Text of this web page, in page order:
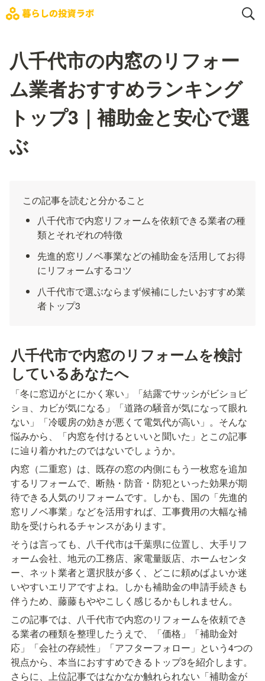
八千代市の内窓のリフォー
ム業者おすすめランキング
トップ3｜補助金と安心で選
ぶ
この記事を読むと分かること
八千代市で内窓リフォームを依頼できる業者の種
類とそれぞれの特徴
先進的窓リノベ事業などの補助金を活用してお得
にリフォームするコツ
八千代市で選ぶならまず候補にしたいおすすめ業
者トップ3
八千代市で内窓のリフォームを検討
しているあなたへ
「冬に窓辺がとにかく寒い」「結露でサッシがビショビ
ショ、カビが気になる」「道路の騒音が気になって眼れ
ない」「冷暖房の効きが悪くて電気代が高い」。そんな
悩みから、「内窓を付けるといいと聞いた」とこの記事
に辿り着かれたのではないでしょうか。
内窓（二重窓）は、既存の窓の内側にもう一枚窓を追加
するリフォームで、断熱・防音・防犯といった効果が期
待できる人気のリフォームです。しかも、国の「先進的
窓リノベ事業」などを活用すれば、工事費用の大幅な補
助を受けられるチャンスがあります。
そうは言っても、八千代市は千葉県に位置し、大手リフ
ォーム会社、地元の工務店、家電量販店、ホームセンタ
ー、ネット業者と選択肢が多く、どこに頼めばよいか迷
いやすいエリアですよね。しかも補助金の申請手続きも
伴うため、藤藤もややこしく感じるかもしれません。
この記事では、八千代市で内窓のリフォームを依頼でき
る業者の種類を整理したうえで、「価格」「補助金対
応」「会社の存続性」「アフターフォロー」という4つの
視点から、本当におすすめできるトップ3を紹介します。
さらに、上位記事ではなかなか触れられない「補助金が